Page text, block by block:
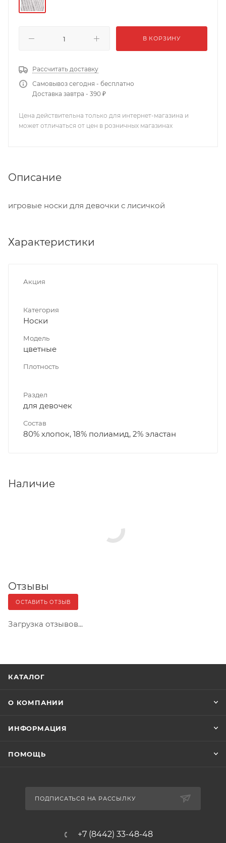
В КОРЗИНУ
Рассчитать доставку
Самовывоз сегодня - бесплатно
Доставка завтра - 390 ₽
Цена действительна только для интернет-магазина и
может отличаться от цен в розничных магазинах
Описание
игровые носки для девочки с лисичкой
Характеристики
Акция
Категория
Носки
Модель
цветные
Плотность
Раздел
для девочек
Состав
80% хлопок, 18% полиамид, 2% эластан
Наличие
Отзывы
ОСТАВИТЬ ОТЗЫВ
Загрузка отзывов...
КАТАЛОГ
О КОМПАНИИ
ИНФОРМАЦИЯ
ПОМОЩЬ
ПОДПИСАТЬСЯ НА РАССЫЛКУ
+7 (8442) 33-48-48